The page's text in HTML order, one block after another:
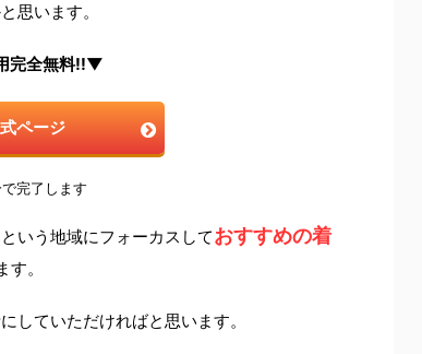
思います。
完全無料!!▼
ページ
完了します
という地域にフォーカスしておすすめの着
。
していただければと思います。